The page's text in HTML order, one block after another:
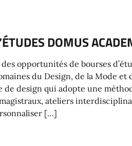
DOMUS
opportunités de bourses
du Design, de la Mode et
de design qui adopte une
ateliers
[…]